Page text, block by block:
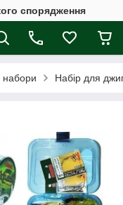
спорядження
набори Набір для